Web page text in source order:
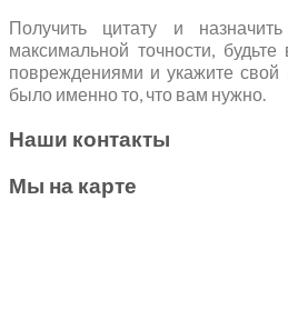
Получить цитату и
максимальной точности,
повреждениями и укажите
было именно то, что вам нужно.
Наши контакты
Мы на карте